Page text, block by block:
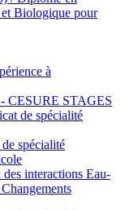
Biologique pour
à
CESURE STAGES
de spécialité
spécialité
interactions Eau-